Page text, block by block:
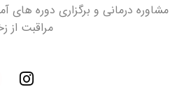
مشاوره درمانی و برگزاری دوره های
مراقبت